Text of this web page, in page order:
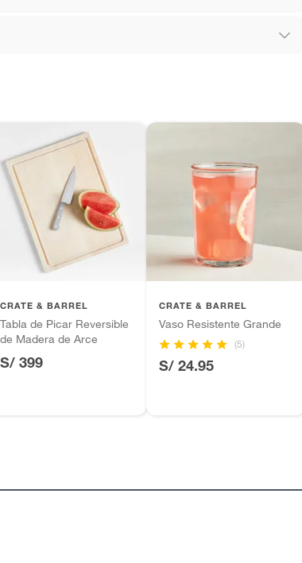
diferentes, otras con restricciones y algunas
tienen:
productos para asfalto, hormigón, albañilería.
productos para asfalto.
tecnología, línea blanca, colchones, muebles,
suplementos alimenticios, vitaminas.
CRATE & BARREL
Tabla de Picar Reversible
de Madera de Arce
S/ 399
CRATE & BARREL
Vaso Resistente Grande
(5)
S/ 24.95